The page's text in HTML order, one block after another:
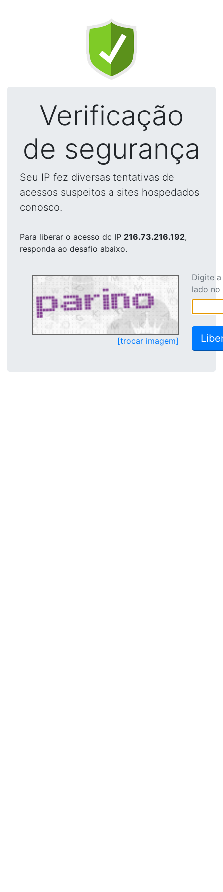
Verificação
de segurança
Seu IP fez diversas tentativas de
acessos suspeitos a sites hospedados
conosco.
Para liberar o acesso do IP 216.73.216.192,
responda ao desafio abaixo.
[trocar imagem]
Digite
lado no